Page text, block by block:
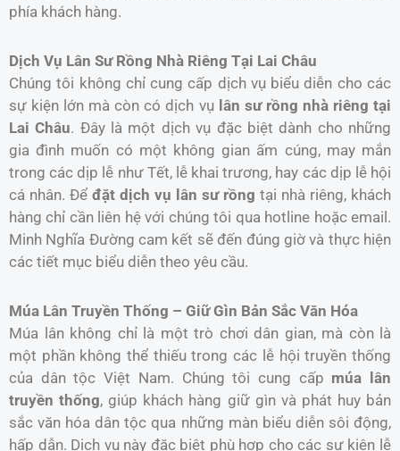
phía khách hàng.
Dịch Vụ Lân Sư Rồng Nhà Riêng Tại Lai Châu
Chúng tôi không chỉ cung cấp dịch vụ biểu diễn cho các
sự kiện lớn mà còn có dịch vụ lân sư rồng nhà riêng tại
Lai Châu. Đây là một dịch vụ đặc biệt dành cho những
gia đình muốn có một không gian ấm cúng, may mắn
trong các dịp lễ như Tết, lễ khai trương, hay các dịp lễ hội
cá nhân. Để đặt dịch vụ lân sư rồng tại nhà riêng, khách
hàng chỉ cần liên hệ với chúng tôi qua hotline hoặc email.
Minh Nghĩa Đường cam kết sẽ đến đúng giờ và thực hiện
các tiết mục biểu diễn theo yêu cầu.
Múa Lân Truyền Thống – Giữ Gìn Bản Sắc Văn Hóa
Múa lân không chỉ là một trò chơi dân gian, mà còn là
một phần không thể thiếu trong các lễ hội truyền thống
của dân tộc Việt Nam. Chúng tôi cung cấp múa lân
truyền thống, giúp khách hàng giữ gìn và phát huy bản
sắc văn hóa dân tộc qua những màn biểu diễn sôi động,
hấp dẫn. Dịch vụ này đặc biệt phù hợp cho các sự kiện lễ